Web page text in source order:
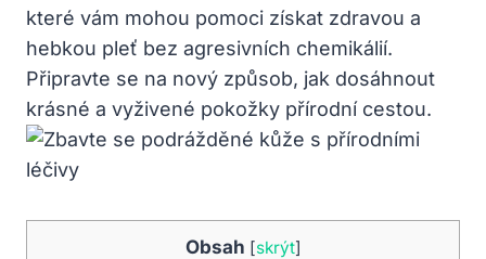
které vám mohou pomoci získat zdravou a
hebkou pleť bez agresivních chemikálií.
Připravte se na nový způsob, jak dosáhnout
krásné a vyživené pokožky přírodní cestou.
Obsah [skrýt]